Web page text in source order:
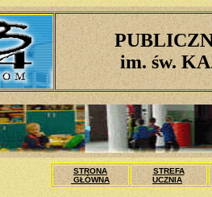
im. św.
STRONA
GŁÓWNA
STREFA
UCZNIA